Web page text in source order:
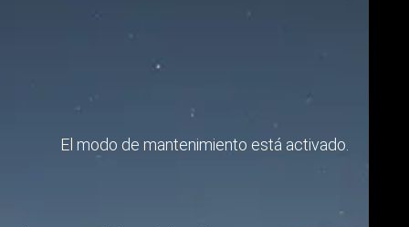
El modo de mantenimiento está activado.